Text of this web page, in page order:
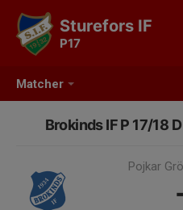
Matcher
Sturefors IF
P17
Brokinds IF P 17/18
Pojkar